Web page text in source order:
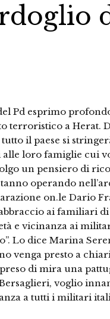
Pd esprimo
terroristico a Herat.
il paese si
loro famiglie cui
un pensiero di
operando
on.le Dario
ai familiari
e vicinanza ai
Lo dice Marina
venga presto a
di mira una
voglio
a tutti i militari